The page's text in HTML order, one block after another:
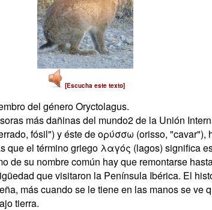
[Escucha este texto]
del género Oryctolagus.
más dañinas del mundo2 de la Unión
fósil") y éste de ορύσσω (orisso,
que el término griego λαγός (lagos) significa
de su nombre común hay que remontarse
que visitaron la Península Ibérica. El
más cuando se le tiene en las manos se ve
tierra.